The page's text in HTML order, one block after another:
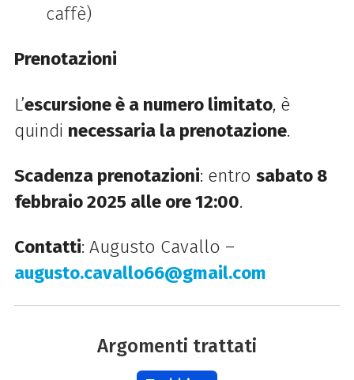
caffè)
Prenotazioni
L’escursione è a numero limitato, è
quindi necessaria la prenotazione.
Scadenza prenotazioni: entro sabato 8
febbraio 2025 alle ore 12:00.
Contatti: Augusto Cavallo –
augusto.cavallo66@gmail.com
Argomenti trattati